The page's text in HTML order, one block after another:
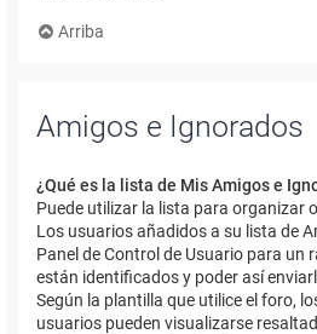
Arriba
Amigos e Ignorados
¿Qué es la lista de Mis Amigos e
Puede utilizar la lista para organizar
Los usuarios añadidos a su lista de
Panel de Control de Usuario para un
están identificados y poder así
Según la plantilla que utilice el foro,
usuarios pueden visualizarse